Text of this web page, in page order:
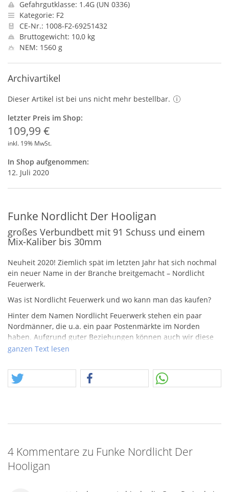
Gefahrgutklasse: 1.4G (UN 0336)
Kategorie: F2
CE-Nr.: 1008-F2-69251432
Bruttogewicht: 10,0 kg
NEM: 1560 g
Archivartikel
Dieser Artikel ist bei uns nicht mehr bestellbar.
letzter Preis im Shop:
109,99 €
inkl. 19% MwSt.
In Shop aufgenommen:
12. Juli 2020
Funke Nordlicht Der Hooligan
großes Verbundbett mit 91 Schuss und einem
Mix-Kaliber bis 30mm
Neuheit 2020! Ziemlich spät im letzten Jahr hat sich nochmal
ein neuer Name in der Branche breitgemacht – Nordlicht
Feuerwerk.
Was ist Nordlicht Feuerwerk und wo kann man das kaufen?
Hinter dem Namen Nordlicht Feuerwerk stehen ein paar
Nordmänner, die u.a. ein paar Postenmärkte im Norden
haben. Aufgrund guter Beziehungen können auch wir diese
exklusiven Artikel anbieten. Damit sind wir offziell der einzige
umfangreiche Serie an Sonderartikeln von Funke, Evolution
und Vuurwerktotaal führt.
Ohren. Ein Verbundbrett für den Versand, in dieser
Preisklasse, in dieser Qualität – man kann es gar nicht oft
genug betonen. Ein Mix-Kaliber bis 30mm. Wuchtige
ganzen Text lesen
4 Kommentare zu Funke Nordlicht Der
Hooligan